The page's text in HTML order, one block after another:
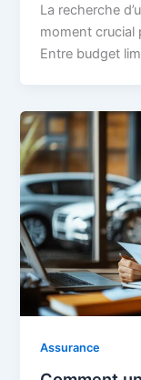
La recherche
moment crucial
Entre budget
Assurance